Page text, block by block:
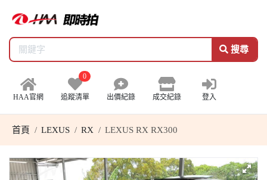
搜尋
HAA官網
0
追蹤清單 出價紀錄 成交紀錄 登入
首頁 LEXUS RX LEXUS RX RX300